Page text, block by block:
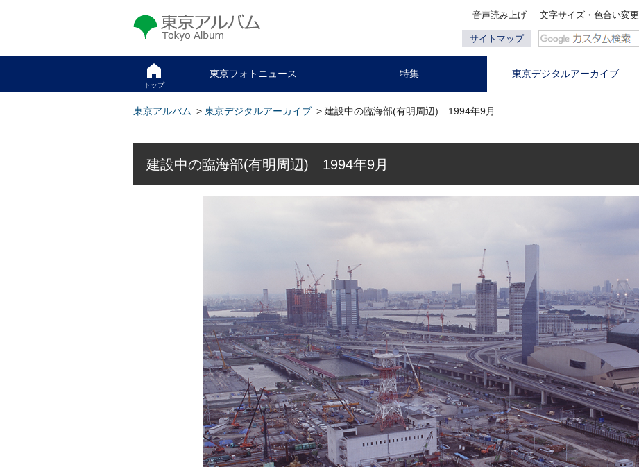
東京アルバム Tokyo Album
音声読み上げ 文字サイズ・色合い変更
サイトマップ
トップ
東京フォトニュース 特集 東京デジタルアーカイブ
東京アルバム > 東京デジタルアーカイブ > 建設中の臨海部(有明周辺) 1994年9月
建設中の臨海部(有明周辺) 1994年9月